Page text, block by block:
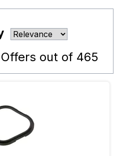
Offers out of 465